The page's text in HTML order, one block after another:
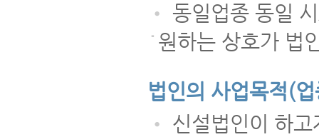
• 동일업종 동일
- 원하는 상호가 법
법인의 사업목적(
• 신설법인이 하